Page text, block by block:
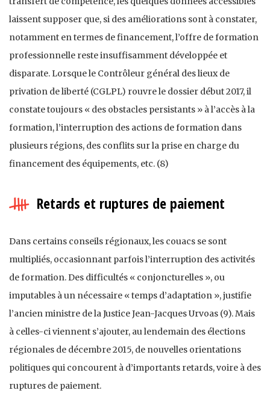
laissent supposer que, si des améliorations sont à constater,
notamment en termes de financement, l’offre de formation
professionnelle reste insuffisamment développée et
disparate. Lorsque le Contrôleur général des lieux de
privation de liberté (CGLPL) rouvre le dossier début 2017, il
constate toujours « des obstacles persistants » à l’accès à la
formation, l’interruption des actions de formation dans
plusieurs régions, des conflits sur la prise en charge du
financement des équipements, etc. (8)
Retards et ruptures de paiement
Dans certains conseils régionaux, les couacs se sont
multipliés, occasionnant parfois l’interruption des activités
de formation. Des difficultés « conjoncturelles », ou
imputables à un nécessaire « temps d’adaptation », justifie
l’ancien ministre de la Justice Jean-Jacques Urvoas (9). Mais
à celles-ci viennent s’ajouter, au lendemain des élections
régionales de décembre 2015, de nouvelles orientations
politiques qui concourent à d’importants retards, voire à des
ruptures de paiement.